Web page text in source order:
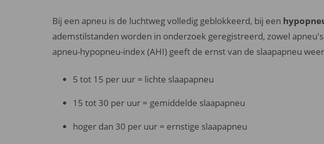
Bij een apneu is de luchtweg volledig geblokkeerd, bij een
ademstilstanden worden in onderzoek geregistreerd, zowel
apneu-hypopneu-index (AHI) geeft de ernst van de slaapapneu
5 tot 15 per uur = lichte slaapapneu
15 tot 30 per uur = gemiddelde slaapapneu
hoger dan 30 per uur = ernstige slaapapneu